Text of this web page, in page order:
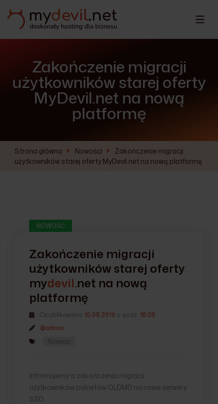
Zakończenie migracji
użytkowników starej oferty
MyDevil.net na nową
platformę
Strona główna Nowości
Zakończenie migracji
użytkowników starej oferty MyDevil.net na nową platformę
NOWOŚĆ
Zakończenie migracji
użytkowników starej oferty
mydevil.net na nową
platformę
Opublikowano 10.08.2015 o godz. 18:09
@admin
Nowość
Informujemy o zakończeniu migracji
użytkowników pakietów OLDMD na nowe serwery
SSD.